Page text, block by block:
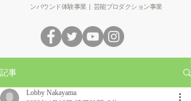
ンバウンド体験事業 | 芸能プロダクション事業
記事
Lobby Nakayama